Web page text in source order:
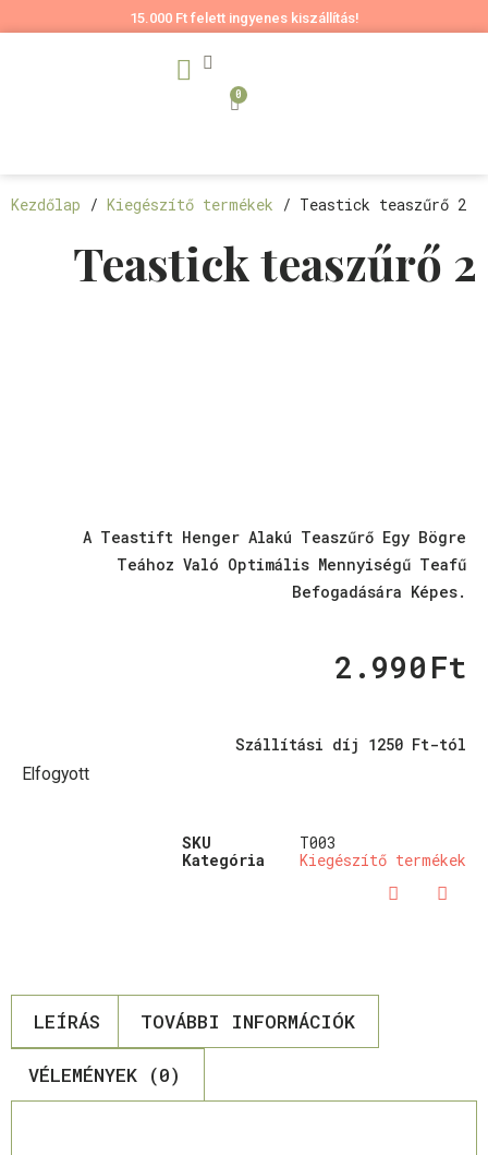
15.000 Ft felett ingyenes kiszállítás!
0
Kezdőlap / Kiegészítő termékek / Teastick teaszűrő 2
Teastick teaszűrő 2
A Teastift Henger Alakú Teaszűrő Egy Bögre
Teához Való Optimális Mennyiségű Teafű
Befogadására Képes.
2.990Ft
Szállítási díj 1250 Ft-tól
Elfogyott
SKU
T003
Kategória
Kiegészítő termékek
LEÍRÁS TOVÁBBI INFORMÁCIÓK
VÉLEMÉNYEK (0)